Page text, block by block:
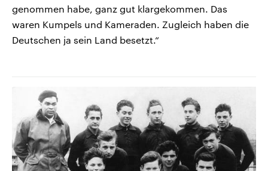
genommen habe, ganz gut klargekommen. Das
waren Kumpels und Kameraden. Zugleich haben die
Deutschen ja sein Land besetzt.“